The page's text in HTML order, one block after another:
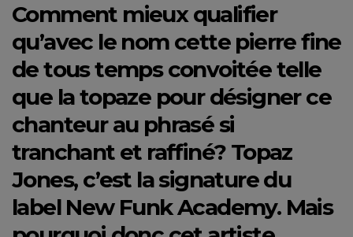
Comment mieux qualifier
qu’avec le nom cette pierre fine
de tous temps convoitée telle
que la topaze pour désigner ce
chanteur au phrasé si
tranchant et raffiné? Topaz
Jones, c’est la signature du
label New Funk Academy. Mais